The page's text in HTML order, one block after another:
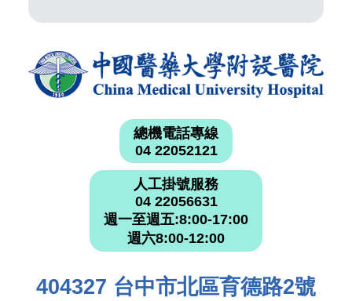
總機電話專線
04 22052121
人工掛號服務
04 22056631
週一至週五:8:00-17:00
週六8:00-12:00
404327 台中市北區育德路2號